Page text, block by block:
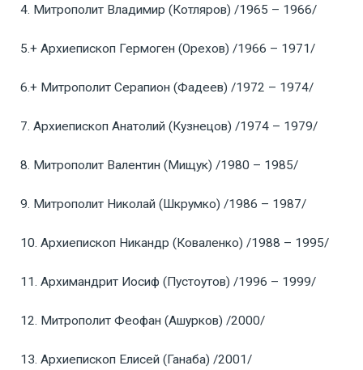
4. Митрополит Владимир (Котляров) /1965 – 1966/
5.+ Архиепископ Гермоген (Орехов) /1966 – 1971/
6.+ Митрополит Серапион (Фадеев) /1972 – 1974/
7. Архиепископ Анатолий (Кузнецов) /1974 – 1979/
8. Митрополит Валентин (Мищук) /1980 – 1985/
9. Митрополит Николай (Шкрумко) /1986 – 1987/
10. Архиепископ Никандр (Коваленко) /1988 – 1995/
11. Архимандрит Иосиф (Пустоутов) /1996 – 1999/
12. Митрополит Феофан (Ашурков) /2000/
13. Архиепископ Елисей (Ганаба) /2001/